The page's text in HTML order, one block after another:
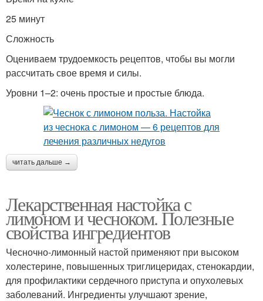
25 минут
Сложность
Оцениваем трудоемкость рецептов, чтобы вы могли
рассчитать свое время и силы.
Уровни 1–2: очень простые и простые блюда.
читать дальше →
Лекарственная настойка с
лимоном и чесноком. Полезные
свойства ингредиентов
Чесночно-лимонный настой применяют при высоком
холестерине, повышенных триглицеридах, стенокардии,
для профилактики сердечного приступа и опухолевых
заболеваний. Ингредиенты улучшают зрение,